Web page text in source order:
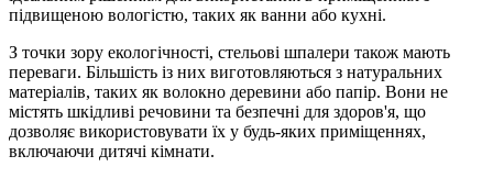
підвищеною вологістю, таких як ванни або кухні.
З точки зору екологічності, стельові шпалери також мають
переваги. Більшість із них виготовляються з натуральних
матеріалів, таких як волокно деревини або папір. Вони не
містять шкідливі речовини та безпечні для здоров'я, що
дозволяє використовувати їх у будь-яких приміщеннях,
включаючи дитячі кімнати.